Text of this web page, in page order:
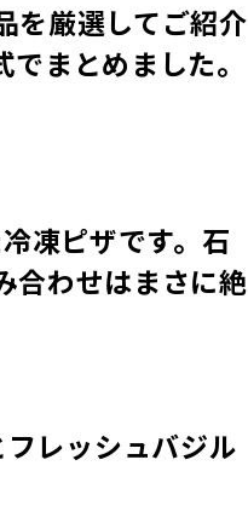
を厳選してご紹介
まとめました。
凍ピザです。石
合わせはまさに絶
レッシュバジル